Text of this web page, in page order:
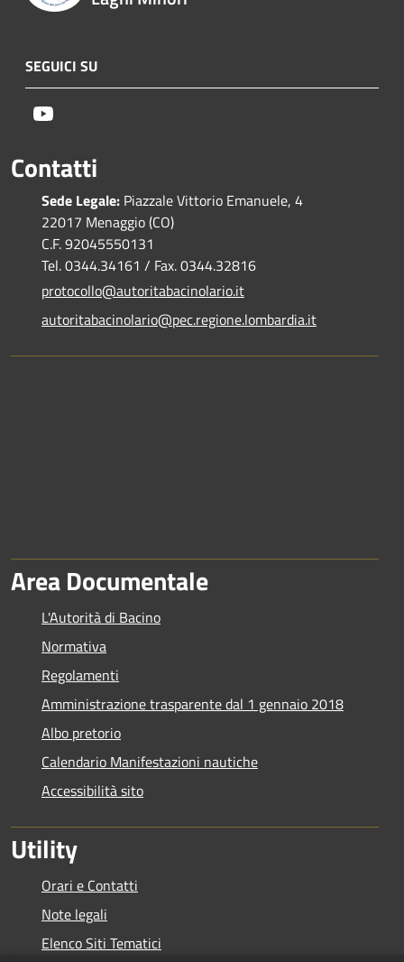
SEGUICI SU
Contatti
Sede Legale: Piazzale Vittorio Emanuele, 4
22017 Menaggio (CO)
C.F. 92045550131
Tel. 0344.34161 / Fax. 0344.32816
protocollo@autoritabacinolario.it
autoritabacinolario@pec.regione.lombardia.it
Area Documentale
L'Autorità di Bacino
Normativa
Regolamenti
Amministrazione trasparente dal 1 gennaio 2018
Albo pretorio
Calendario Manifestazioni nautiche
Accessibilità sito
Utility
Orari e Contatti
Note legali
Elenco Siti Tematici